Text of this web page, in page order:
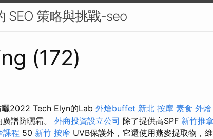
SEO 策略與挑戰-seo
(172)
曬2022 Tech Elyn的Lab 外燴buffet 新北 按摩 素食 外
譜防曬霜。 外商投資設立公司 除了提供高SPF 新竹推
課程 50 新竹 按摩 UVB保護外，它還使用燕麥提取物，